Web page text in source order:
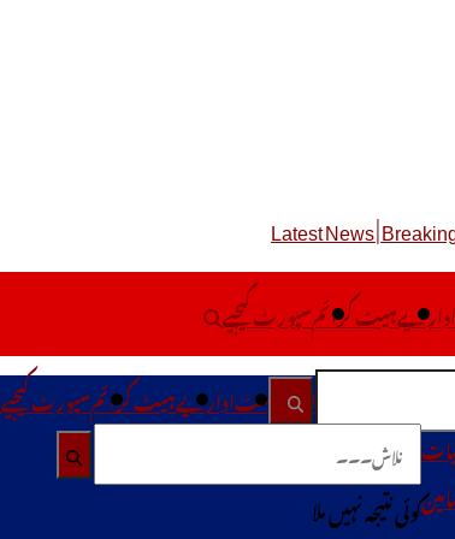
اداریےہیٹ کرا ئمسپورٹ کیجیے
انٹرٹینمینٹاداریےہیٹ کرا ئمسپورٹ کیجیے
کوئی نتیجہ نہیں ملا